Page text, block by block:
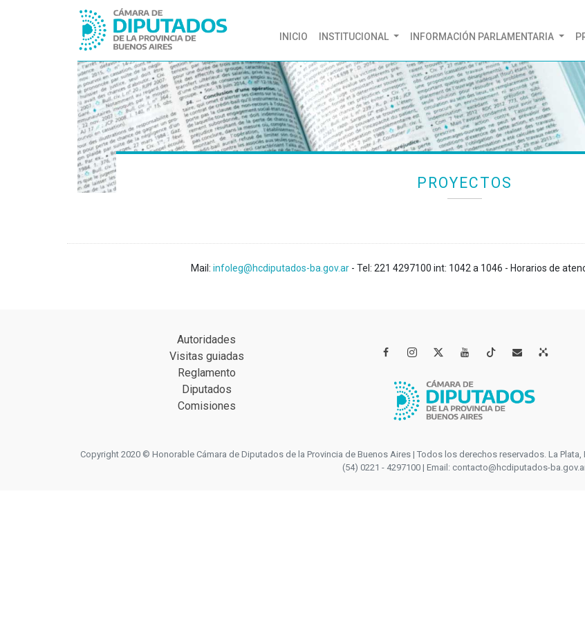
INICIO (CURRENT)
INSTITUCIONAL INFORMACIÓN PARLAMENTARIA
PROYECTOS
Mail: infoleg@hcdiputados-ba.gov.ar - Tel: 221 4297100 int: 1042 a 1046 - Horarios de
Autoridades
Visitas guiadas
Reglamento
Diputados
Comisiones
   
Copyright 2020 © Honorable Cámara de Diputados de la Provincia de Buenos Aires | Todos los derechos reservados. La
(54) 0221 - 4297100 | Email: contacto@hcdiputados-